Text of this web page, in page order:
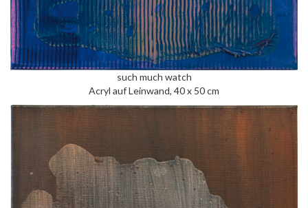
such much watch
Acryl auf Leinwand, 40 x 50 cm